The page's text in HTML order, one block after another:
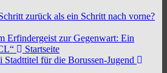
zurück als ein Schritt nach vorne?
Erfindergeist zur Gegenwart: Ein
Startseite
Stadttitel für die Borussen-Jugend